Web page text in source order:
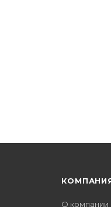
О компании